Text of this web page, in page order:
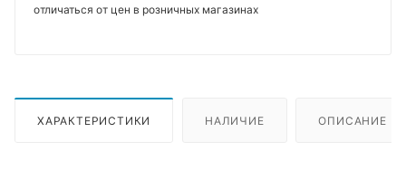
отличаться от цен в розничных магазинах
ХАРАКТЕРИСТИКИ НАЛИЧИЕ ОПИСАНИЕ